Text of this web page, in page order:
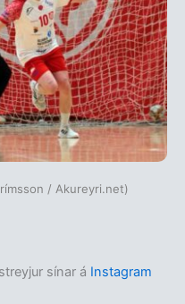
/ Akureyri.net)
sínar á Instagram